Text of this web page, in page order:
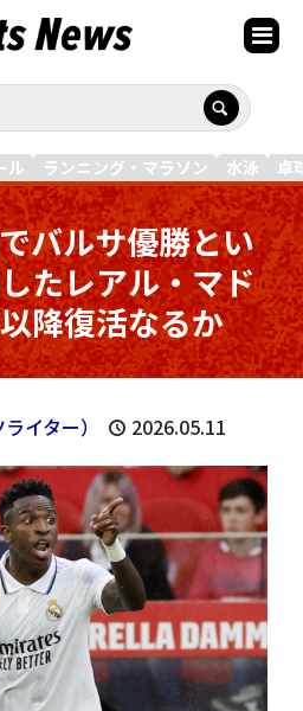
ル ランニング・マラソン 水泳 卓
バルサ優勝とい
たレアル・マド
降復活なるか
イター） 2026.05.11